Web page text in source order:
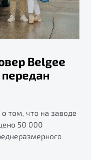
Belgee
том, что на заводе
50 000